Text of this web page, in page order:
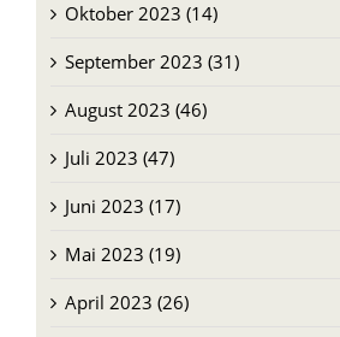
Oktober 2023 (14)
September 2023 (31)
August 2023 (46)
Juli 2023 (47)
Juni 2023 (17)
Mai 2023 (19)
April 2023 (26)